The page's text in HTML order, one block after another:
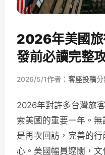
2026年美國旅
發前必讀完整
2026/5/1作者： 客座投稿分
2026年對許多台灣旅
索美國的重要一年。
是再次回訪，完善的
心。美國幅員遼闊，